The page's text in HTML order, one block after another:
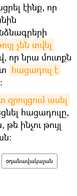
էինք, որ
չեն տվել
որ նրա մուտքն
հացադուլ է
ասել
հացադուլը,
ինչու թույլ
օդանավակայան